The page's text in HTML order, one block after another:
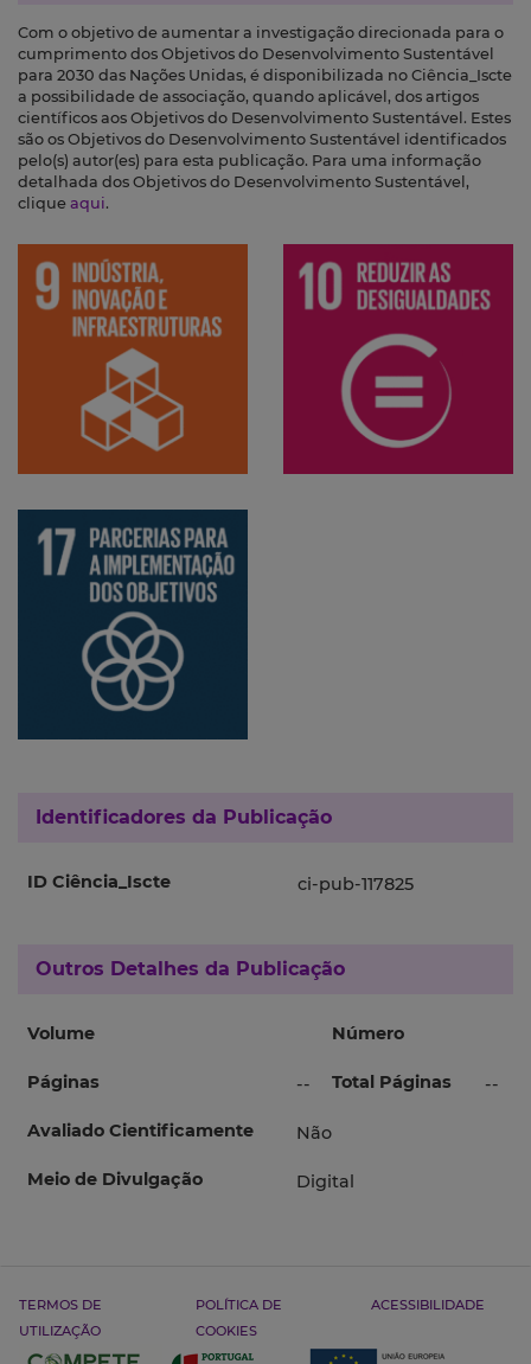
Com o objetivo de aumentar a investigação direcionada para o
cumprimento dos Objetivos do Desenvolvimento Sustentável
para 2030 das Nações Unidas, é disponibilizada no Ciência_Iscte
a possibilidade de associação, quando aplicável, dos artigos
científicos aos Objetivos do Desenvolvimento Sustentável. Estes
são os Objetivos do Desenvolvimento Sustentável identificados
pelo(s) autor(es) para esta publicação. Para uma informação
detalhada dos Objetivos do Desenvolvimento Sustentável,
clique aqui.
Identificadores da Publicação
ID Ciência_Iscte ci-pub-117825
Outros Detalhes da Publicação
Volume Número
Páginas -- Total Páginas --
Avaliado Cientificamente Não
Meio de Divulgação Digital
TERMOS DE
UTILIZAÇÃO
POLÍTICA DE
COOKIES
ACESSIBILIDADE